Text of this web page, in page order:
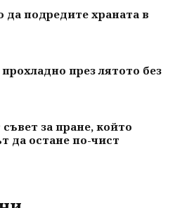
да подредите храната в
през лятото без
за пране, който
да остане по-чист